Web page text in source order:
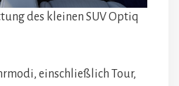
des kleinen SUV Optiq
einschließlich Tour,